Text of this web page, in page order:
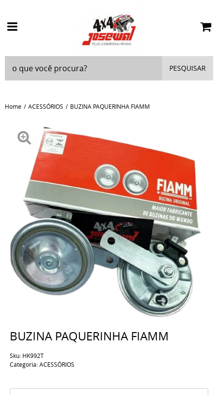
PESQUISAR
Home ACESSÓRIOS BUZINA PAQUERINHA FIAMM
BUZINA PAQUERINHA FIAMM
Sku: HK992T
Categoria:ACESSÓRIOS